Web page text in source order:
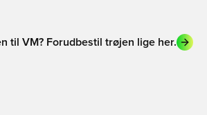
til VM? Forudbestil trøjen lige her.